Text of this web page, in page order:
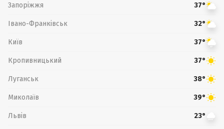
Запоріжжя 37°
Івано-Франківськ 32°
Київ 37°
Кропивницький 37°
Луганськ 38°
Миколаїв 39°
Львів 23°